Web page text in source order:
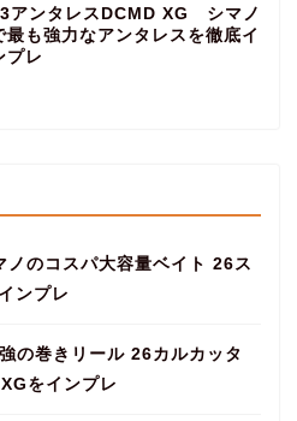
アンタレスDCMD XG シマノ
最も強力なアンタレスを徹底イ
プレ
ノのコスパ大容量ベイト 26ス
ンプレ
の巻きリール 26カルカッタ
をインプレ